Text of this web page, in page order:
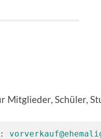
Mitglieder, Schüler,